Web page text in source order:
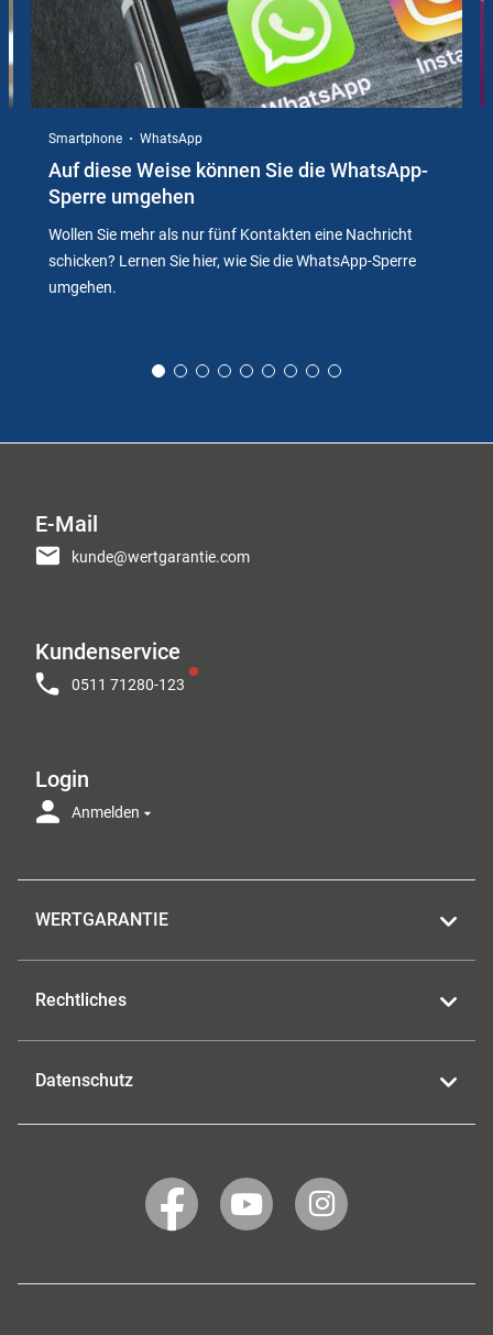
Smartphone WhatsApp
Auf diese Weise können Sie die WhatsApp-
Sperre umgehen
Wollen Sie mehr als nur fünf Kontakten eine Nachricht
schicken? Lernen Sie hier, wie Sie die WhatsApp-Sperre
umgehen.
E-Mail
kunde@wertgarantie.com
Kundenservice
0511 71280-123
Login
Anmelden
WERTGARANTIE
Rechtliches
Datenschutz
WERTGARANTIE
auf
WERTGARANTIE
auf
WERTGARANTIE
auf